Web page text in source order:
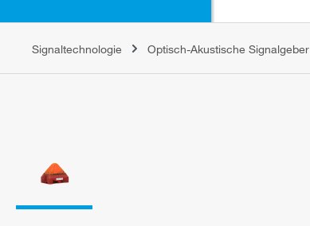
Signaltechnologie Optisch-Akustische Signalgeber